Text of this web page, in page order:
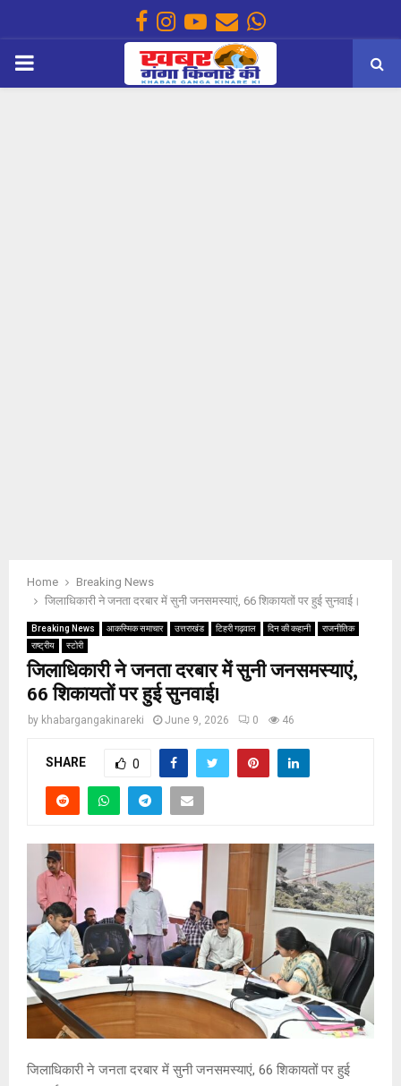
Facebook
Instagram
Youtube
EmailWhatsapp
PRIMARY
Home
Breaking News
जिलाधिकारी ने जनता दरबार में सुनी जनसमस्याएं, 66 शिकायतों पर हुई सुनवाई।
Breaking News आकस्मिक समाचार उत्तराखंड टिहरी गढ़वाल दिन की कहानी
राजनीतिक
राष्ट्रीय
स्टोरी
जिलाधिकारी ने जनता दरबार में सुनी जनसमस्याएं,
66 शिकायतों पर हुई सुनवाई।
by khabargangakinareki June 9, 2026 0 46
SHARE 0
जिलाधिकारी ने जनता दरबार में सुनी जनसमस्याएं, 66 शिकायतों पर हुई